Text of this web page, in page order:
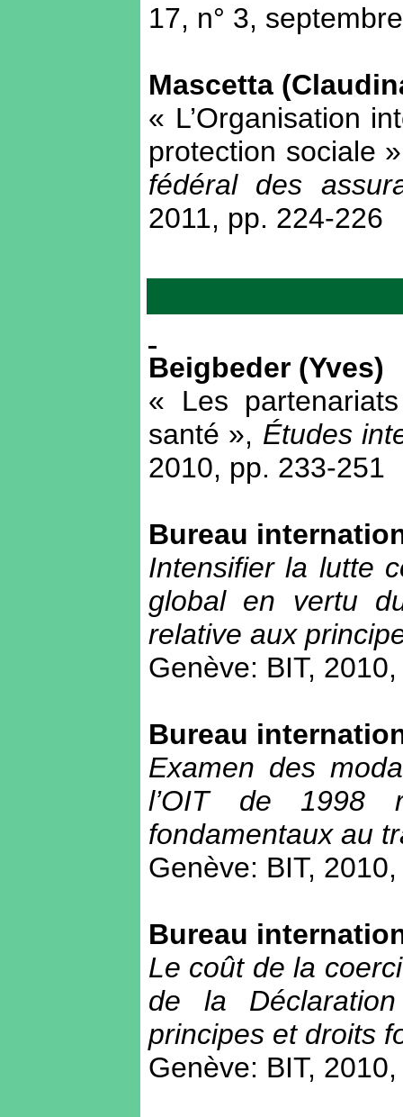
17, n° 3,
Mascetta
« L’Organisation
protection sociale
fédéral des
2011, pp. 224-226
Beigbeder (Yves)
« Les
santé », Études
2010, pp. 233-251
Bureau
Intensifier la lutte
global en vertu
relative aux
Genève: BIT,
Bureau
Examen des
l’OIT de 1998
fondamentaux au
Genève: BIT,
Bureau
Le coût de la
de la
principes et droits
Genève: BIT,